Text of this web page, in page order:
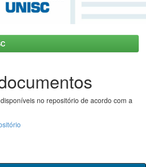
no repositório de acordo com a